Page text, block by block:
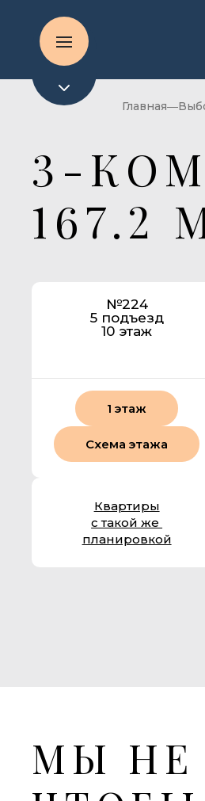
Главная
3-
167.2
№224
5 подъезд
10 этаж
1 этаж
Схема этажа
Квартиры
с такой же
планировкой
МЫ НЕ